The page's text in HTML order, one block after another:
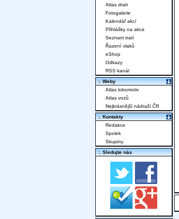
Atlas drah
Fotogalerie
Kalendář akcí
Přihlášky na akce
Seznam tratí
Řazení vlaků
eShop
Odkazy
RSS kanál
:. Weby
Atlas lokomotiv
Atlas vozů
Nejkrásnější nádraží ČR
:. Kontakty
Redakce
Spolek
Skupiny
:. Sledujte nás